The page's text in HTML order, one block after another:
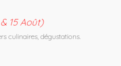
15 Août)
culinaires, dégustations.